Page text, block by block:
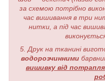
за схемою потрібно
час вишивання в три
нитки, а під час
5. Друк на тканині
водорозчинними
вишивку від